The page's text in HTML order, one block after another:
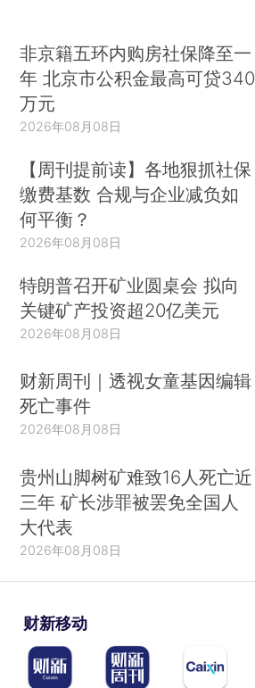
非京籍五环内购房社保降至一
年 北京市公积金最高可贷340
万元
2026年08月08日
【周刊提前读】各地狠抓社保
缴费基数 合规与企业减负如
何平衡？
2026年08月08日
特朗普召开矿业圆桌会 拟向
关键矿产投资超20亿美元
2026年08月08日
财新周刊｜透视女童基因编辑
死亡事件
2026年08月08日
贵州山脚树矿难致16人死亡近
三年 矿长涉罪被罢免全国人
大代表
2026年08月08日
财新移动